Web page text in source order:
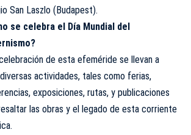
San Laszlo (Budapest).
se celebra el Día Mundial del
de esta efeméride se llevan a
actividades, tales como ferias,
exposiciones, rutas, y publicaciones
las obras y el legado de esta corriente